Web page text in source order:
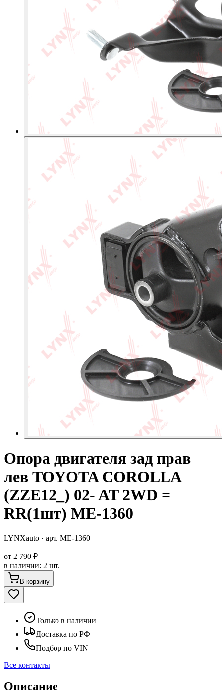
Опора двигателя зад прав
лев TOYOTA COROLLA
(ZZE12_) 02- AT 2WD =
RR(1шт) ME-1360
LYNXauto · арт. ME-1360
от 2 790 ₽
в наличии: 2 шт.
В корзину
Только в наличии
Доставка по РФ
Подбор по VIN
Все контакты
Описание